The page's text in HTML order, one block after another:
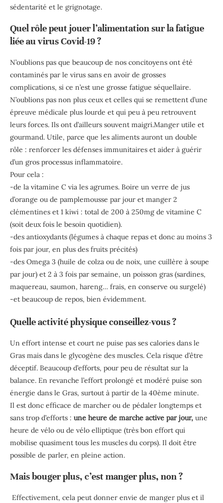
sédentarité et le grignotage.
Quel rôle peut jouer l’alimentation sur la fatigue
liée au virus Covid-19 ?
N’oublions pas que beaucoup de nos concitoyens ont été
contaminés par le virus sans en avoir de grosses
complications, si ce n’est une grosse fatigue séquellaire.
N’oublions pas non plus ceux et celles qui se remettent d’une
épreuve médicale plus lourde et qui peu à peu retrouvent
leurs forces. Ils ont d’ailleurs souvent maigri.Manger utile et
gourmand. Utile, parce que les aliments auront un double
rôle : renforcer les défenses immunitaires et aider à guérir
d’un gros processus inflammatoire.
Pour cela :
-de la vitamine C via les agrumes. Boire un verre de jus
d’orange ou de pamplemousse par jour et manger 2
clémentines et 1 kiwi : total de 200 à 250mg de vitamine C
(soit deux fois le besoin quotidien).
-des antioxydants (légumes à chaque repas et donc au moins 3
fois par jour, en plus des fruits précités)
-des Omega 3 (huile de colza ou de noix, une cuillère à soupe
par jour) et 2 à 3 fois par semaine, un poisson gras (sardines,
maquereau, saumon, hareng… frais, en conserve ou surgelé)
-et beaucoup de repos, bien évidemment.
Quelle activité physique conseillez-vous ?
Un effort intense et court ne puise pas ses calories dans le
Gras mais dans le glycogène des muscles. Cela risque d’être
déceptif. Beaucoup d’efforts, pour peu de résultat sur la
balance. En revanche l’effort prolongé et modéré puise son
énergie dans le Gras, surtout à partir de la 40ème minute.
Il est donc efficace de marcher ou de pédaler longtemps et
sans trop d’efforts : une heure de marche active par jour, une
heure de vélo ou de vélo elliptique (très bon effort qui
mobilise quasiment tous les muscles du corps). Il doit être
possible de parler, en pleine action.
Mais bouger plus, c’est manger plus, non ?
Effectivement, cela peut donner envie de manger plus et il